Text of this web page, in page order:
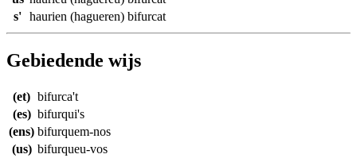
s' haurien (hagueren) bifurcat
Gebiedende wijs
(et) bifurca't
(es) bifurqui's
(ens) bifurquem-nos
(us) bifurqueu-vos